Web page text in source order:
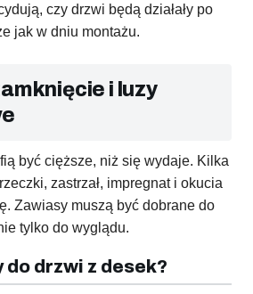
czy drzwi będą działały po
jak w dniu montażu.
i luzy
być cięższe, niż się wydaje. Kilka
zastrzał, impregnat i okucia
Zawiasy muszą być dobrane do
tylko do wyglądu.
drzwi z desek?